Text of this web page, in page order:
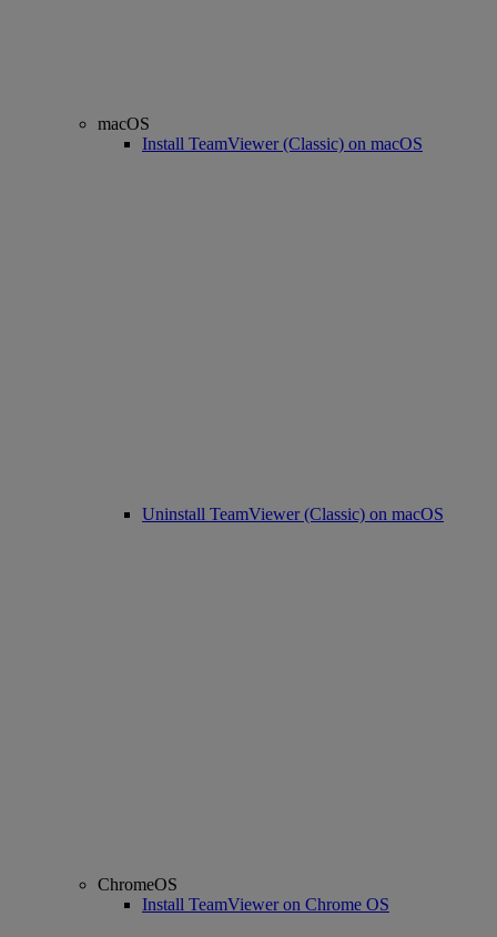
macOS
Install TeamViewer (Classic) on macOS
Uninstall TeamViewer (Classic) on macOS
ChromeOS
Install TeamViewer on Chrome OS